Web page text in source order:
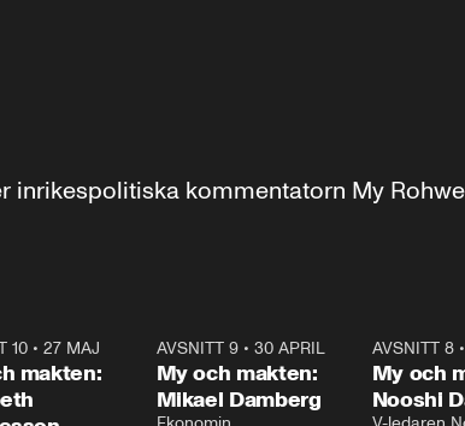
inrikespolitiska kommentatorn My
10 •27 MAJ
makten:
AVSNITT 9• 30 APRIL
My och makten:
Mikael Damberg
AVSNITT 8•
My och
Nooshi